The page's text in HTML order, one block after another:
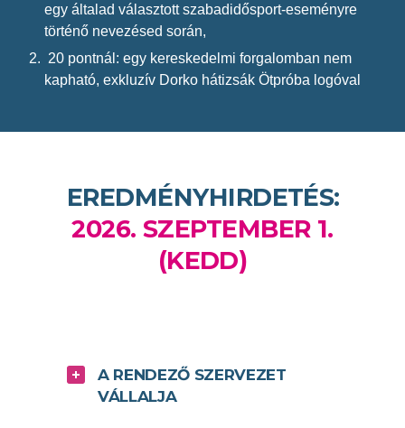
egy általad választott szabadidősport-eseményre
történő nevezésed során,
20 pontnál: egy kereskedelmi forgalomban nem
kapható, exkluzív Dorko hátizsák Ötpróba logóval
EREDMÉNYHIRDETÉS:
2026. SZEPTEMBER 1.
(KEDD)
A RENDEZŐ SZERVEZET
VÁLLALJA